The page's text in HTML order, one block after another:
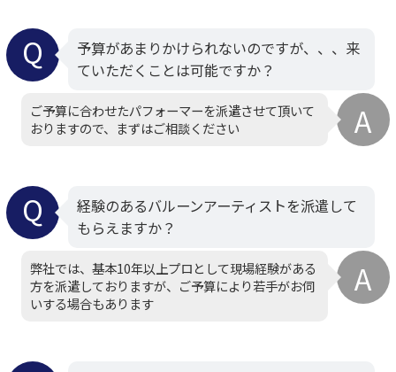
予算があまりかけられないのですが、、、来
ていただくことは可能ですか？
ご予算に合わせたパフォーマーを派遣させて頂いて
おりますので、まずはご相談ください
経験のあるバルーンアーティストを派遣して
もらえますか？
弊社では、基本10年以上プロとして現場経験がある
方を派遣しておりますが、ご予算により若手がお伺
いする場合もあります